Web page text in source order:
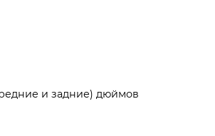
и задние) дюймов